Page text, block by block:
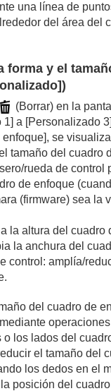
una línea de
del área del
forma y el
)
(Borrar) en la
1] a [Personalizado 3]
, se
tamaño del cuadro
rueda de control
de enfoque
(firmware) sea la
la altura del cuadro
la anchura del
control: amplía/
del cuadro de
o los lados del
el tamaño del
los dedos en el
posición del